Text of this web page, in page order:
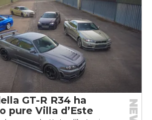
GT-R R34 ha
pure Villa d’Este